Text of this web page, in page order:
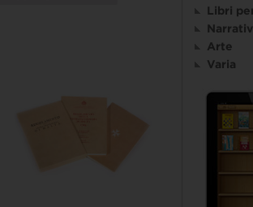
Libri
Arte
Varia